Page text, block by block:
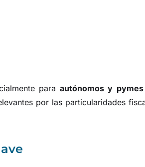
paraautónomos y
por las particularidades